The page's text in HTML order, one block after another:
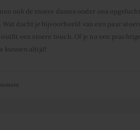
ook de stoere dames onder ons
Wat dacht je bijvoorbeeld van een paar
outfit een stoere touch. Of je nu een
kunnen altijd!